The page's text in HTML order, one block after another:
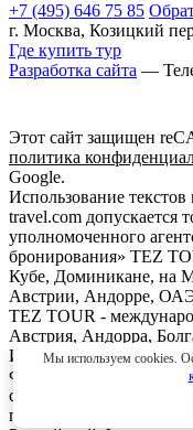
+7 (495) 646 75 85
г. Москва, Козицкий
Где купить тур
Разработка сайта —
Этот сайт защищен
политика
Google.
Использование
travel.com допускается
уполномоченного
бронирования» TEZ
Кубе, Доминикане, на
Австрии, Андорре,
TEZ TOUR -
Австрия, Андорра,
Италия, Кипр, Куба,
Франция, Шри-Ланка.
сайте, не является ни
положениями Статьи
Мы используем cookies.